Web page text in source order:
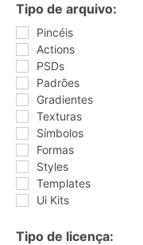
Tipo de arquivo:
Pincéis
Actions
PSDs
Padrões
Gradientes
Texturas
Símbolos
Formas
Styles
Templates
Ui Kits
Tipo de licença: